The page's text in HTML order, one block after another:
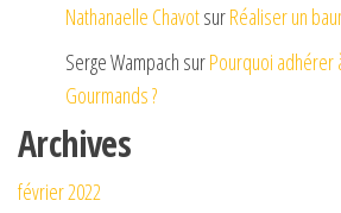
Nathanaelle ChavotsurRéaliser un
Serge Wampach surPourquoi adhérer
Gourmands ?
Archives
février 2022